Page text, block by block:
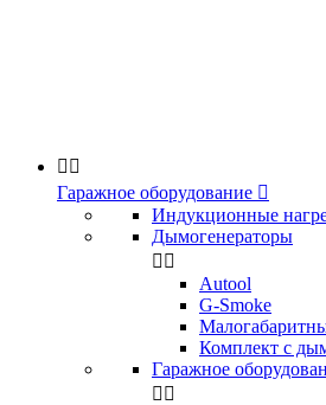
 
Гаражное оборудование 
Индукционные
Дымогенераторы
 
Аutool
G-Smoke
Комплект с
Гаражное
 